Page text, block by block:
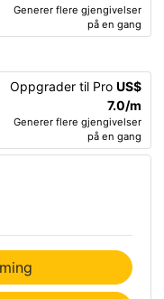
Generer flere gjengivelser
på en gang
Oppgrader til Pro US$
7.0/m
Generer flere gjengivelser
på en gang